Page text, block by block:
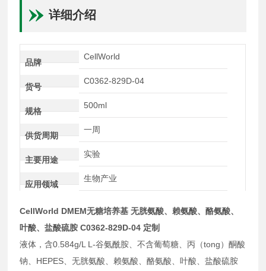
详细介绍
品牌
CellWorld
货号
C0362-829D-04
规格
500ml
供货周期
一周
主要用途
实验
应用领域
生物产业
CellWorld DMEM无糖培养基 无胱氨酸、赖氨酸、酪氨酸、
叶酸、盐酸硫胺 C0362-829D-04 定制
液体，含0.584g/L L-谷氨酰胺、不含葡萄糖、丙（tong）酮酸
钠、HEPES、无胱氨酸、赖氨酸、酪氨酸、叶酸、盐酸硫胺